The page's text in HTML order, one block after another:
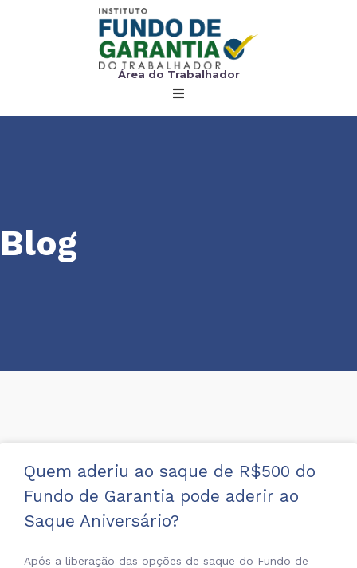
Área do Trabalhador
Blog
Quem aderiu ao saque de R$500 do
Fundo de Garantia pode aderir ao
Saque Aniversário?
Após a liberação das opções de saque do Fundo de